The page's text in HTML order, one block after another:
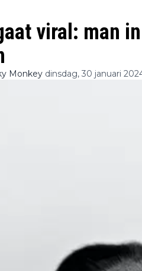
viral: man
Monkey dinsdag, 30 januari